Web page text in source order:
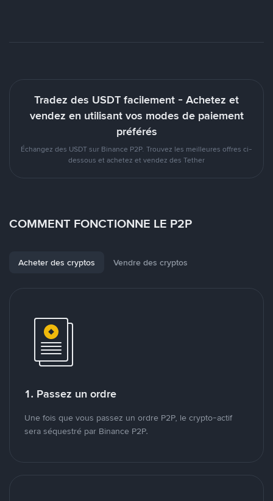
Tradez des USDT facilement - Achetez et
vendez en utilisant vos modes de paiement
préférés
Échangez des USDT sur Binance P2P. Trouvez les meilleures offres ci-
dessous et achetez et vendez des Tether
COMMENT FONCTIONNE LE P2P
Acheter des cryptos Vendre des cryptos
1. Passez un ordre
Une fois que vous passez un ordre P2P, le crypto-actif
sera séquestré par Binance P2P.